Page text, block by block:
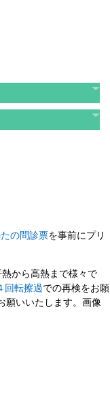
の問診票を事前にプリ
から高熱まで様々で
回転擦過での再検をお願
いいたします。画像